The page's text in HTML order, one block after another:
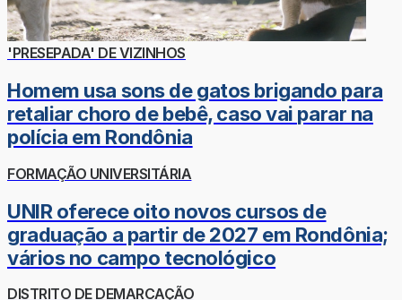
'PRESEPADA' DE VIZINHOS
Homem usa sons de gatos brigando para
retaliar choro de bebê, caso vai parar na
polícia em Rondônia
FORMAÇÃO UNIVERSITÁRIA
UNIR oferece oito novos cursos de
graduação a partir de 2027 em Rondônia;
vários no campo tecnológico
DISTRITO DE DEMARCAÇÃO